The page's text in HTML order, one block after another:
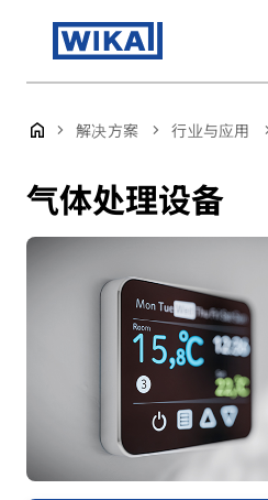
解决方案 行业与应用
气体处理设备